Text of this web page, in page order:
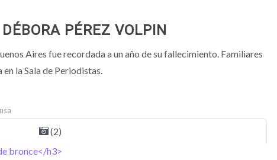
PÉREZ VOLPIN
Aires fue recordada a un año de su fallecimiento. Familiares
la Sala de Periodistas.
(2)